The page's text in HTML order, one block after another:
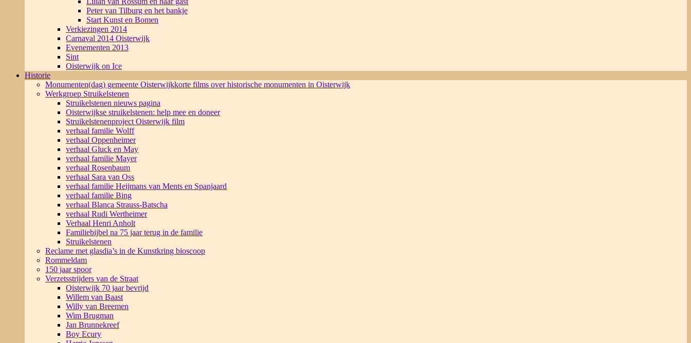
Peter van Tilburg en het bankje
Start Kunst en Bomen
Verkiezingen 2014
Carnaval 2014 Oisterwijk
Evenementen 2013
Sint
Oisterwijk on Ice
Historie
Monumenten(dag) gemeente Oisterwijkkorte films over historische monumenten in Oisterwijk
Werkgroep Struikelstenen
Struikelstenen nieuws pagina
Oisterwijkse struikelstenen: help mee en doneer
Struikelstenenproject Oisterwijk film
verhaal familie Wolff
verhaal Oppenheimer
verhaal Gluck en May
verhaal familie Mayer
verhaal Rosenbaum
verhaal Sara van Oss
verhaal familie Heijmans van Ments en Spanjaard
verhaal familie Bing
verhaal Blanca Strauss-Batscha
verhaal Rudi Wertheimer
Verhaal Henri Anholt
Familiebijbel na 75 jaar terug in de familie
Struikelstenen
Reclame met glasdia’s in de Kunstkring bioscoop
Rommeldam
150 jaar spoor
Verzetsstrijders van de Straat
Oisterwijk 70 jaar bevrijd
Willem van Baast
Willy van Breemen
Wim Brugman
Jan Brunnekreef
Boy Ecury